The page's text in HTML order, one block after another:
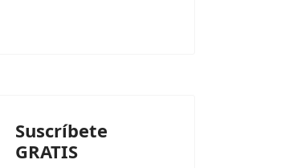
Suscríbete
GRATIS